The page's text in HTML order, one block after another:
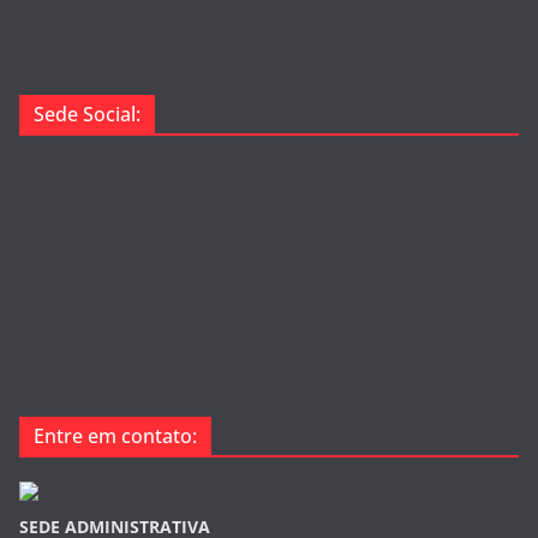
Sede Social:
Entre em contato:
SEDE ADMINISTRATIVA